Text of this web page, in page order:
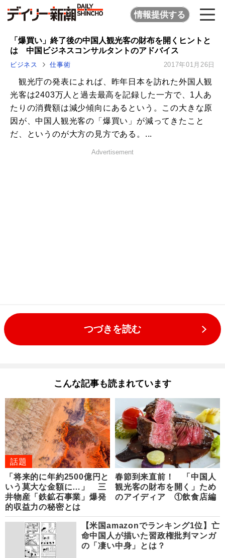
情報提供する
「爆買い」終了後の中国人観光客の財布を開くヒントと
は 中国ビジネスコンサルタントのアドバイス
ビジネス 仕事術 2017年01月26日
観光庁の発表によれば、昨年日本を訪れた外国人観
光客は2403万人と過去最高を記録した一方で、1人あ
たりの消費額は減少傾向にあるという。この大きな原
因が、中国人観光客の「爆買い」が減ってきたこと
だ、というのが大方の見方である。...
Advertisement
つづきを読む
こんな記事も読まれています
話題
「将来的に年約2500億円と
いう莫大な金額に…」 三
井物産「鉄鉱石事業」爆発
的収益力の秘密とは
春節到来直前！ 「中国人
観光客の財布を開く」ため
のアイディア ①飲食店編
【米国amazonでランキング1位】亡
命中国人が描いた習政権批判マンガ
の「凄い中身」とは？